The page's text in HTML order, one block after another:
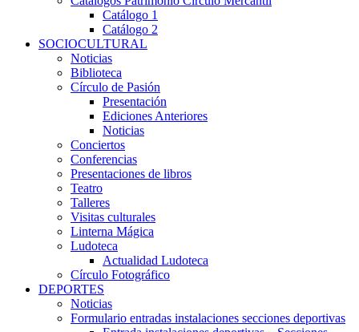
Catálogo 1
Catálogo 2
SOCIOCULTURAL
Noticias
Biblioteca
Círculo de Pasión
Presentación
Ediciones Anteriores
Noticias
Conciertos
Conferencias
Presentaciones de libros
Teatro
Talleres
Visitas culturales
Linterna Mágica
Ludoteca
Actualidad Ludoteca
Círculo Fotográfico
DEPORTES
Noticias
Formulario entradas instalaciones secciones deportivas